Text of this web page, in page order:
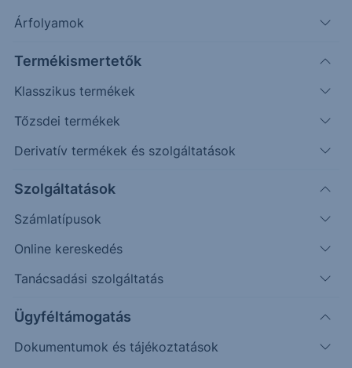
Árfolyamok
Termékismertetők
Klasszikus termékek
Tőzsdei termékek
Derivatív termékek és szolgáltatások
Szolgáltatások
Számlatípusok
Online kereskedés
Tanácsadási szolgáltatás
Ügyféltámogatás
Dokumentumok és tájékoztatások
15.6000
15.9000